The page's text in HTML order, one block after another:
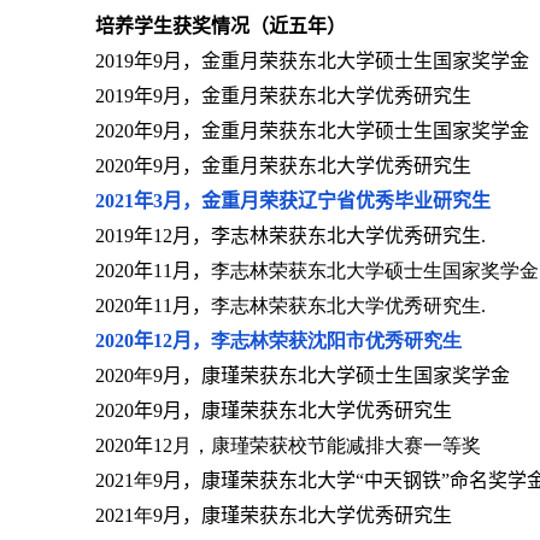
培养学生获奖情况（近五年）
2019年9月，金重月荣获东北大学硕士生国家奖学金
2019年9月，金重月荣获东北大学优秀研究生
2020年9月，金重月荣获东北大学硕士生国家奖学金
2020年9月，金重月荣获东北大学优秀研究生
2021年3月，金重月荣获辽宁省优秀毕业研究生
2019年1 2月， 李志林荣获东北大学优秀研究生.
2020年11 月， 李志林荣获东北大学硕士生国家奖学金
2020年11 月， 李志林荣获东北大学优秀研究生.
2020年12月， 李志林荣获沈阳市优秀研究生
2020年9月，康瑾荣获东北大学硕士生国家奖学金
2020年9月，康瑾荣获东北大学优秀研究生
2020年12 月，康瑾荣获校节能减排大赛一等奖
2021年9月，康瑾荣获东北大学“中天钢铁”命名奖学
2021年9月，康瑾荣获东北大学优秀研究生